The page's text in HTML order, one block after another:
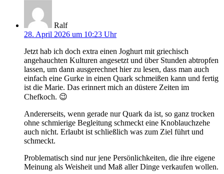
Ralf
28. April 2026 um 10:23 Uhr
Jetzt hab ich doch extra einen Joghurt mit griechisch
angehauchten Kulturen angesetzt und über Stunden abtropfen
lassen, um dann ausgerechnet hier zu lesen, dass man auch
einfach eine Gurke in einen Quark schmeißen kann und fertig
ist die Marie. Das erinnert mich an düstere Zeiten im
Chefkoch. 😉
Andererseits, wenn gerade nur Quark da ist, so ganz trocken
ohne schmierige Begleitung schmeckt eine Knoblauchzehe
auch nicht. Erlaubt ist schließlich was zum Ziel führt und
schmeckt.
Problematisch sind nur jene Persönlichkeiten, die ihre eigene
Meinung als Weisheit und Maß aller Dinge verkaufen wollen.